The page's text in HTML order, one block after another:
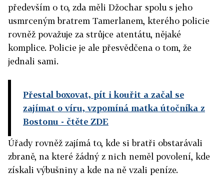
především o to, zda měli Džochar spolu s jeho
usmrceným bratrem Tamerlanem, kterého policie
rovněž považuje za strůjce atentátu, nějaké
komplice. Policie je ale přesvědčena o tom, že
jednali sami.
Přestal boxovat, pít i kouřit a začal se
zajímat o víru, vzpomíná matka útočníka z
Bostonu - čtěte ZDE
Úřady rovněž zajímá to, kde si bratři obstarávali
zbraně, na které žádný z nich neměl povolení, kde
získali výbušniny a kde na ně vzali peníze.